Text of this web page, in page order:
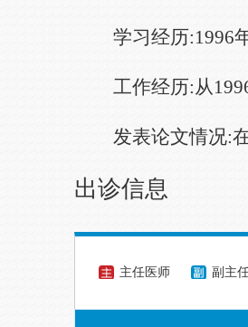
学习经历:1996
工作经历:从
发表论文情况:
出诊信息
主任医师 副主